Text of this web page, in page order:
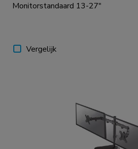
Monitorstandaard 13-27"
Vergelijk